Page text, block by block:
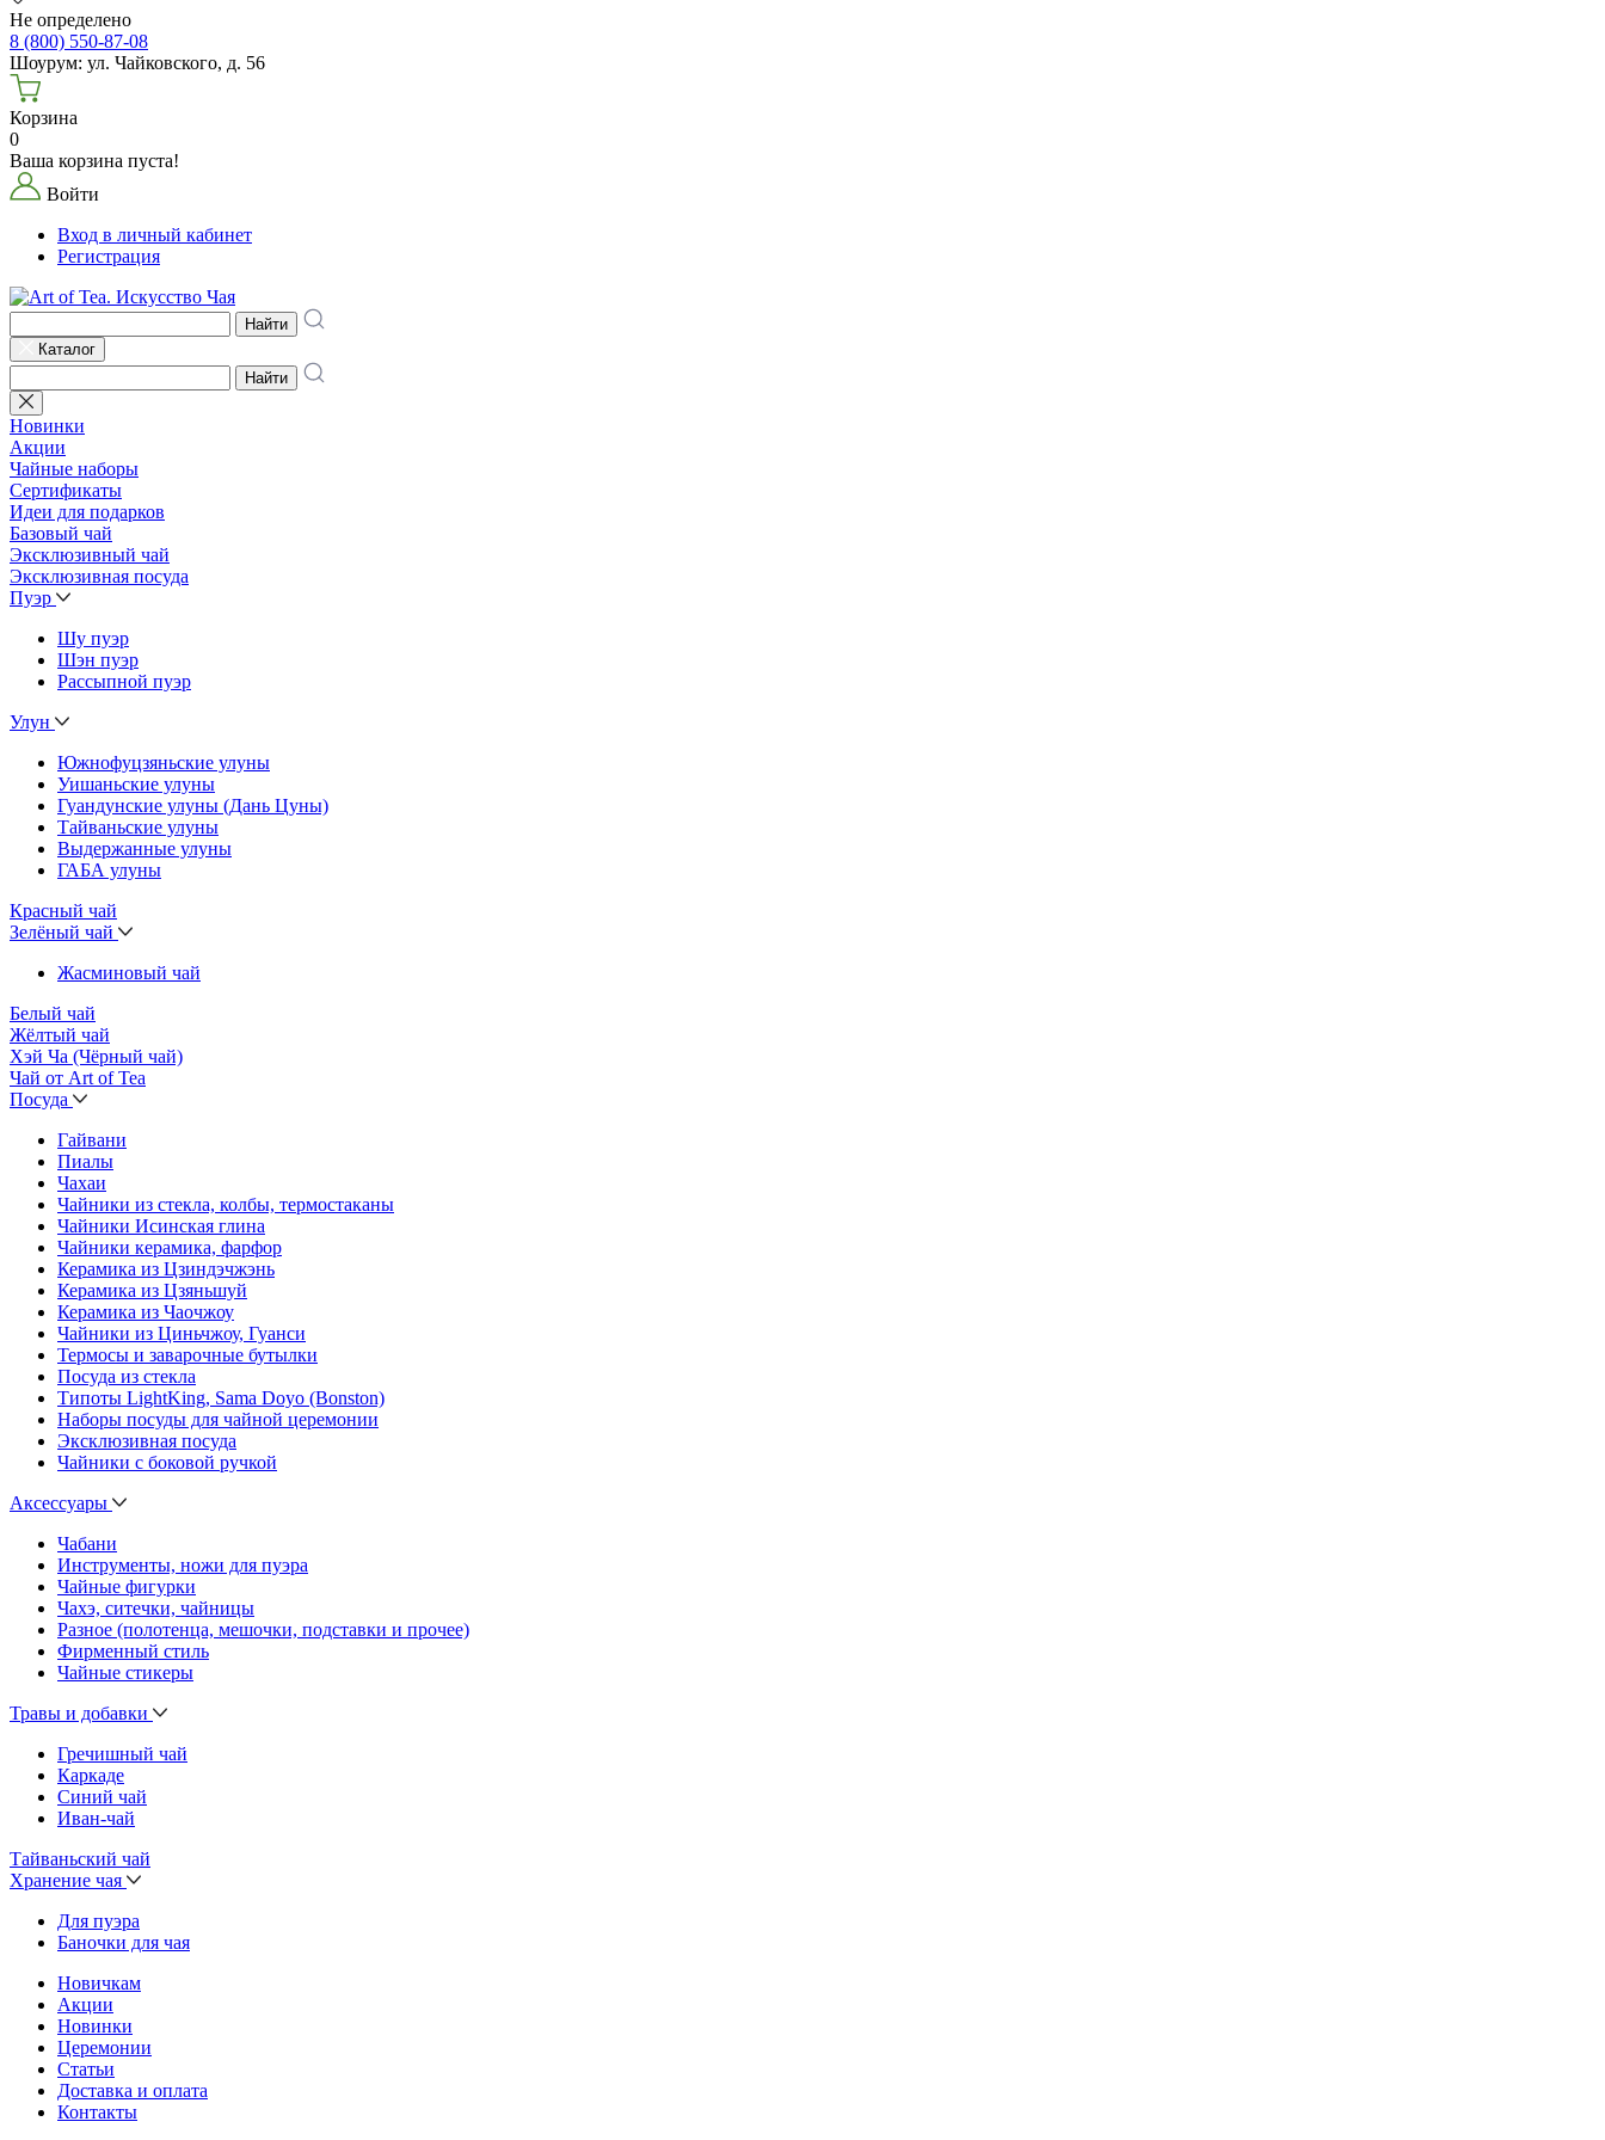
Не определено
8 (800) 550-87-08
Шоурум: ул. Чайковского, д. 56
Корзина
0
Ваша корзина пуста!
Войти
Вход в личный кабинет
Регистрация
Найти
Каталог
Найти
Новинки
Акции
Чайные наборы
Сертификаты
Идеи для подарков
Базовый чай
Эксклюзивный чай
Эксклюзивная посуда
Пуэр
Шу пуэр
Шэн пуэр
Рассыпной пуэр
Улун
Южнофуцзяньские улуны
Уишаньские улуны
Гуандунские улуны (Дань Цуны)
Тайваньские улуны
Выдержанные улуны
ГАБА улуны
Красный чай
Зелёный чай
Жасминовый чай
Белый чай
Жёлтый чай
Хэй Ча (Чёрный чай)
Чай от Art of Tea
Посуда
Гайвани
Пиалы
Чахаи
Чайники из стекла, колбы, термостаканы
Чайники Исинская глина
Чайники керамика, фарфор
Керамика из Цзиндэчжэнь
Керамика из Цзяньшуй
Керамика из Чаочжоу
Чайники из Циньчжоу, Гуанси
Термосы и заварочные бутылки
Посуда из стекла
Типоты LightKing, Sama Doyo (Bonston)
Наборы посуды для чайной церемонии
Эксклюзивная посуда
Чайники с боковой ручкой
Аксессуары
Чабани
Инструменты, ножи для пуэра
Чайные фигурки
Чахэ, ситечки, чайницы
Разное (полотенца, мешочки, подставки и прочее)
Фирменный стиль
Чайные стикеры
Травы и добавки
Гречишный чай
Каркаде
Синий чай
Иван-чай
Тайваньский чай
Хранение чая
Для пуэра
Баночки для чая
Новичкам
Акции
Новинки
Церемонии
Статьи
Доставка и оплата
Контакты